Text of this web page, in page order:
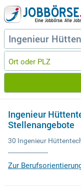
Ingenieur
Stellenangebote
30 Ingenieur
Zur